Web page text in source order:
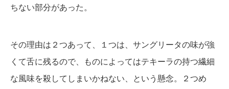
ちない部分があった。
その理由は２つあって、１つは、サングリータの味が強
くて舌に残るので、ものによってはテキーラの持つ繊細
な風味を殺してしまいかねない、という懸念。２つめ